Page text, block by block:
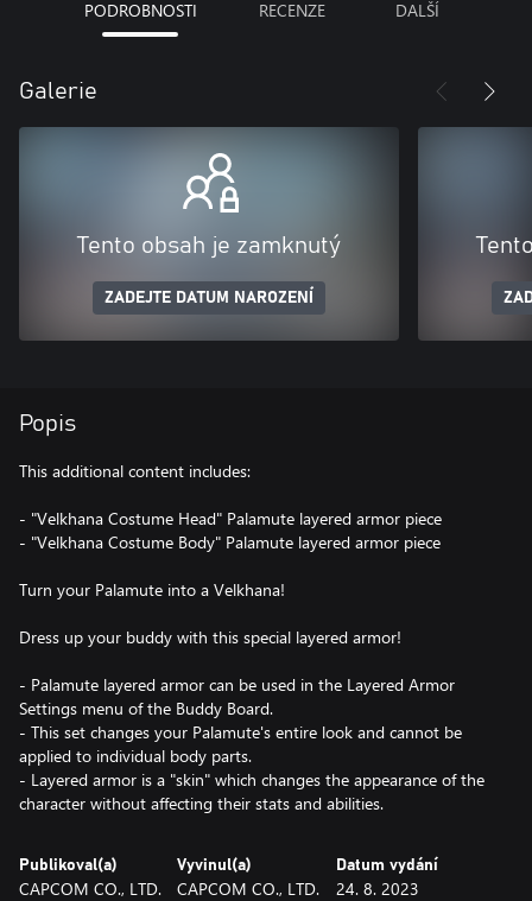
PODROBNOSTI RECENZE DALŠÍ
Galerie
Tento obsah je zamknutý
ZADEJTE DATUM NAROZENÍ
Popis
This additional content includes:
- "Velkhana Costume Head" Palamute layered armor piece
- "Velkhana Costume Body" Palamute layered armor piece
Turn your Palamute into a Velkhana!
Dress up your buddy with this special layered armor!
- Palamute layered armor can be used in the Layered Armor
Settings menu of the Buddy Board.
- This set changes your Palamute's entire look and cannot be
applied to individual body parts.
- Layered armor is a "skin" which changes the appearance of the
character without affecting their stats and abilities.
Publikoval(a)
CAPCOM CO., LTD.
Vyvinul(a)
CAPCOM CO., LTD.
Datum vydání
24. 8. 2023